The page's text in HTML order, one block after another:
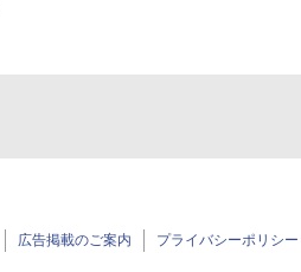
広告掲載のご案内 プライバシーポリシー